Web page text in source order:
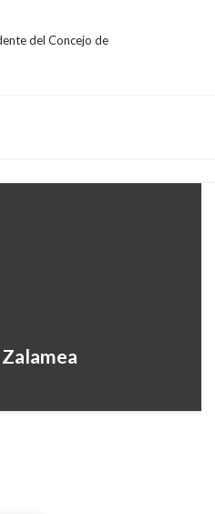
del Concejo de
residentes en Chile